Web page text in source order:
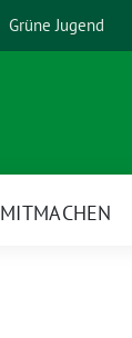
Grüne Jugend
MITMACHEN